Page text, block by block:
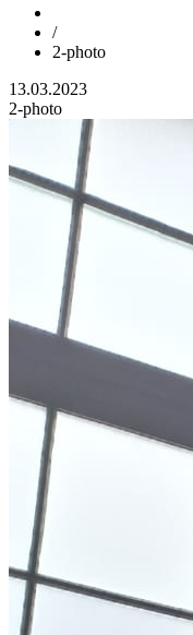
/
2-photo
13.03.2023
2-photo